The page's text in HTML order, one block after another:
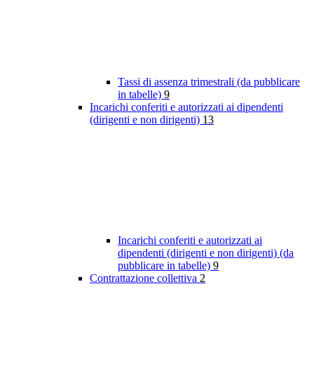
Tassi di assenza trimestrali (da pubblicare
in tabelle) 9
Incarichi conferiti e autorizzati ai dipendenti
(dirigenti e non dirigenti) 13
Incarichi conferiti e autorizzati ai
dipendenti (dirigenti e non dirigenti) (da
pubblicare in tabelle) 9
Contrattazione collettiva 2